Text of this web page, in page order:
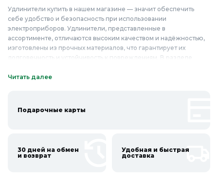
Удлинители купить в нашем магазине — значит обеспечить
себе удобство и безопасность при использовании
электроприборов. Удлинители, представленные в
ассортименте, отличаются высоким качеством и надёжностью,
изготовлены из прочных материалов, что гарантирует их
долговечность и устойчивость к повреждениям. В разделе
количеством розеток, длиной кабеля и мощностью, включая
профессиональных. Качественные удлинители, доступные по
повседневной жизни. Приобретайте удлинители недорого и с
Читать далее
Подарочные карты
30 дней на обмен
и возврат
Удобная и быстрая
доставка